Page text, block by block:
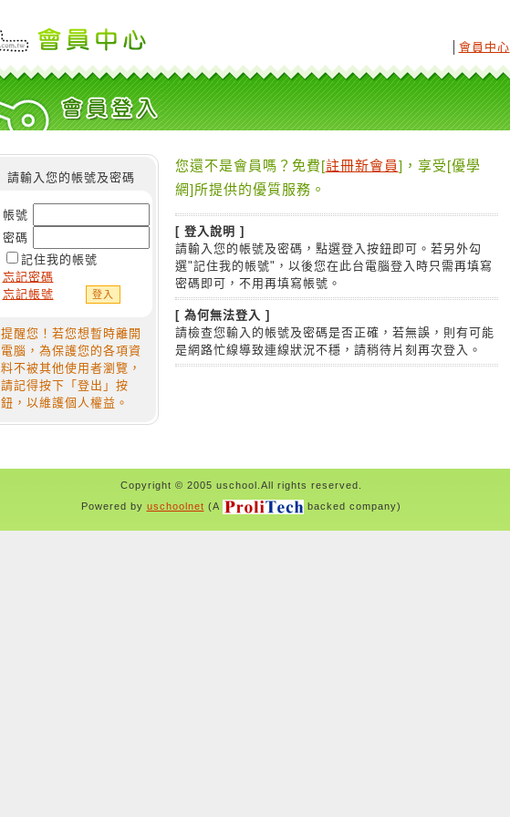
會員中心
請輸入您的帳號及密碼
帳號
密碼
記住我的帳號
忘記密碼
忘記帳號
提醒您！若您想暫時離開
電腦，為保護您的各項資
料不被其他使用者瀏覽，
請記得按下「登出」按
鈕，以維護個人權益。
您還不是會員嗎？免費[註冊新會員]，享受[優學
網]所提供的優質服務。
[ 登入說明 ]
請輸入您的帳號及密碼，點選登入按鈕即可。若另外勾
選"記住我的帳號"，以後您在此台電腦登入時只需再填寫
密碼即可，不用再填寫帳號。
[ 為何無法登入 ]
請檢查您輸入的帳號及密碼是否正確，若無誤，則有可能
是網路忙線導致連線狀況不穩，請稍待片刻再次登入。
Copyright © 2005 uschool.All rights reserved.
Powered by uschoolnet (A backed company)